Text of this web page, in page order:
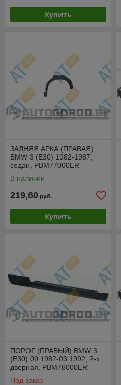
Купить
ЗАДНЯЯ АРКА (ПРАВАЯ)
BMW 3 (E30) 1982-1987,
седан, PBM77000ER
В наличии
219,60 руб.
Купить
ПОРОГ (ПРАВЫЙ) BMW 3
(E30) 09.1982-03.1992, 2-х
дверная, PBM76000ER
Под заказ